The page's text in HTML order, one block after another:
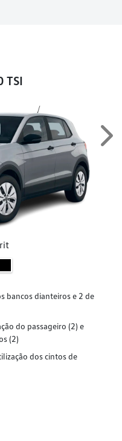
TSI
bancos dianteiros e 2 de
do passageiro (2) e
(2)
dos cintos de